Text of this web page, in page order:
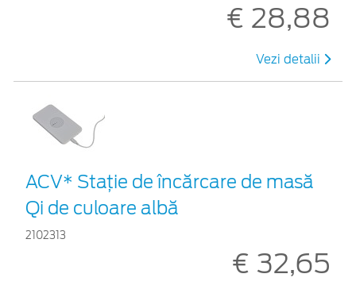
€ 28,88
Vezi detalii
ACV* Stație de încărcare de masă
Qi de culoare albă
2102313
€ 32,65